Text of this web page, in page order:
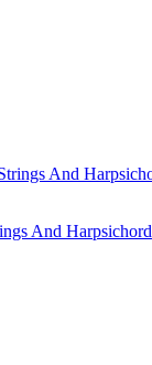
And Harpsichord